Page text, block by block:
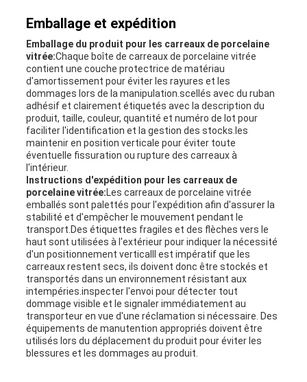
Emballage et expédition
Emballage du produit pour les carreaux de porcelaine
vitrée:Chaque boîte de carreaux de porcelaine vitrée
contient une couche protectrice de matériau
d'amortissement pour éviter les rayures et les
dommages lors de la manipulation.scellés avec du ruban
adhésif et clairement étiquetés avec la description du
produit, taille, couleur, quantité et numéro de lot pour
faciliter l'identification et la gestion des stocks.les
maintenir en position verticale pour éviter toute
éventuelle fissuration ou rupture des carreaux à
l'intérieur.
Instructions d'expédition pour les carreaux de
porcelaine vitrée:Les carreaux de porcelaine vitrée
emballés sont palettés pour l'expédition afin d'assurer la
stabilité et d'empêcher le mouvement pendant le
transport.Des étiquettes fragiles et des flèches vers le
haut sont utilisées à l'extérieur pour indiquer la nécessité
d'un positionnement verticalIl est impératif que les
carreaux restent secs, ils doivent donc être stockés et
transportés dans un environnement résistant aux
intempéries.inspecter l'envoi pour détecter tout
dommage visible et le signaler immédiatement au
transporteur en vue d'une réclamation si nécessaire. Des
équipements de manutention appropriés doivent être
utilisés lors du déplacement du produit pour éviter les
blessures et les dommages au produit.